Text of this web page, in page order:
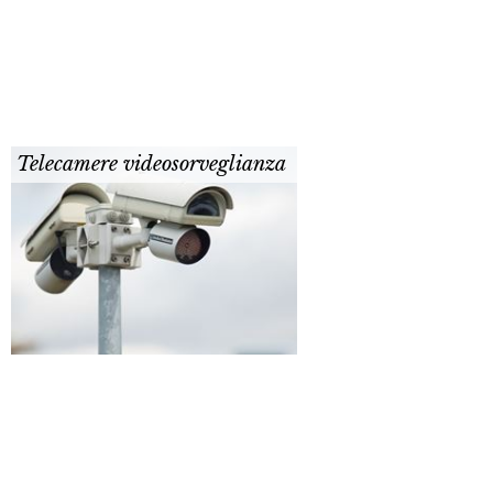
Telecamere videosorveglianza